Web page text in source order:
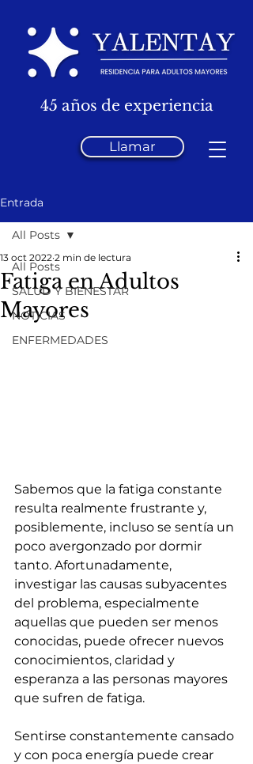
45 años de experiencia
Llamar
Entrada
All Posts
SALUD Y BIENESTAR
NOTICIAS
ENFERMEDADES
All Posts
Fatiga en Adultos
Mayores
13 oct 2022 2 min de lectura
Sabemos que la fatiga constante
resulta realmente frustrante y,
posiblemente, incluso se sentía un
poco avergonzado por dormir
tanto. Afortunadamente,
investigar las causas subyacentes
del problema, especialmente
aquellas que pueden ser menos
conocidas, puede ofrecer nuevos
conocimientos, claridad y
esperanza a las personas mayores
que sufren de fatiga.
Sentirse constantemente cansado
y con poca energía puede crear